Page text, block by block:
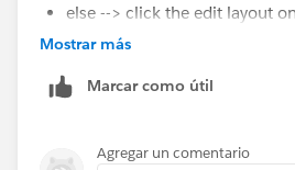
else --> click the edit layout
select related list option, Drag
The above will work only if your
Mostrar más
Marcar como útil
Agregar un comentario